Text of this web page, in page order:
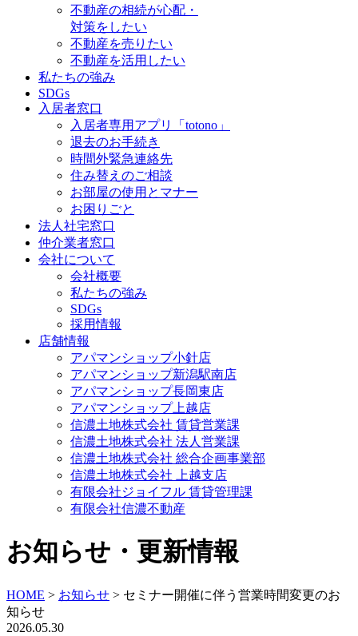
不動産の相続が心配・
対策をしたい
不動産を売りたい
不動産を活用したい
私たちの強み
SDGs
入居者窓口
入居者専用アプリ「totono」
退去のお手続き
時間外緊急連絡先
住み替えのご相談
お部屋の使用とマナー
お困りごと
法人社宅窓口
仲介業者窓口
会社について
会社概要
私たちの強み
SDGs
採用情報
店舗情報
アパマンショップ小針店
アパマンショップ新潟駅南店
アパマンショップ長岡東店
アパマンショップ上越店
信濃土地株式会社 賃貸営業課
信濃土地株式会社 法人営業課
信濃土地株式会社 総合企画事業部
信濃土地株式会社 上越支店
有限会社ジョイフル 賃貸管理課
有限会社信濃不動産
お知らせ・更新情報
HOME > お知らせ > セミナー開催に伴う営業時間変更のお
知らせ
2026.05.30